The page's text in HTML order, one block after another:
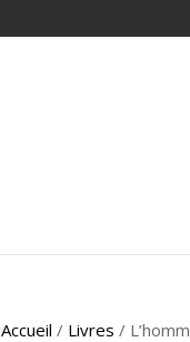
Accueil / Livres /